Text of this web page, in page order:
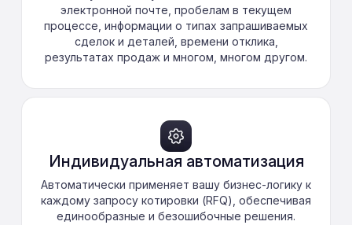
электронной почте, пробелам в текущем
процессе, информации о типах запрашиваемых
сделок и деталей, времени отклика,
результатах продаж и многом, многом другом.
Индивидуальная автоматизация
Автоматически применяет вашу бизнес-логику к
каждому запросу котировки (RFQ), обеспечивая
единообразные и безошибочные решения.